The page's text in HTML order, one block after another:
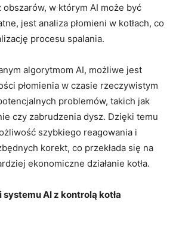
w‌ którym AI może być
​jest analiza płomieni w kotłach, ‍co
procesu spalania.
⁤algorytmom‍ AI, możliwe jest​
płomienia ⁢w czasie⁤ rzeczywistym​
problemów, takich jak
czy zabrudzenia dysz. Dzięki⁤ temu
szybkiego‍ reagowania i
korekt, co przekłada ⁤się ‍na
ekonomiczne działanie ‌kotła.
AI z kontrolą kotła